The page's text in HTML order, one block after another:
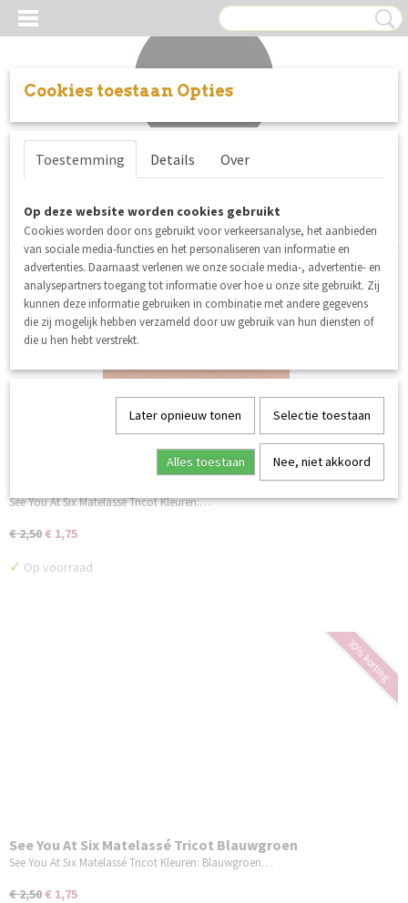
Inloggen Registreren
30% korting
See You At Six Matelassé Tricot HerfstEsdoornOranje
See You At Six Matelassé Tricot Kleuren:…
€ 2,50€ 1,75
✓ Op voorraad
30% korting
See You At Six Matelassé Tricot Blauwgroen
See You At Six Matelassé Tricot Kleuren: Blauwgroen…
€ 2,50€ 1,75
Cookies toestaan Opties
Toestemming Details Over
Op deze website worden cookies gebruikt
Cookies worden door ons gebruikt voor verkeersanalyse, het aanbieden
van sociale media-functies en het personaliseren van informatie en
advertenties. Daarnaast verlenen we onze sociale media-, advertentie- en
analysepartners toegang tot informatie over hoe u onze site gebruikt. Zij
kunnen deze informatie gebruiken in combinatie met andere gegevens
die zij mogelijk hebben verzameld door uw gebruik van hun diensten of
die u hen hebt verstrekt.
Later opnieuw tonen Selectie toestaan
Alles toestaan Nee, niet akkoord